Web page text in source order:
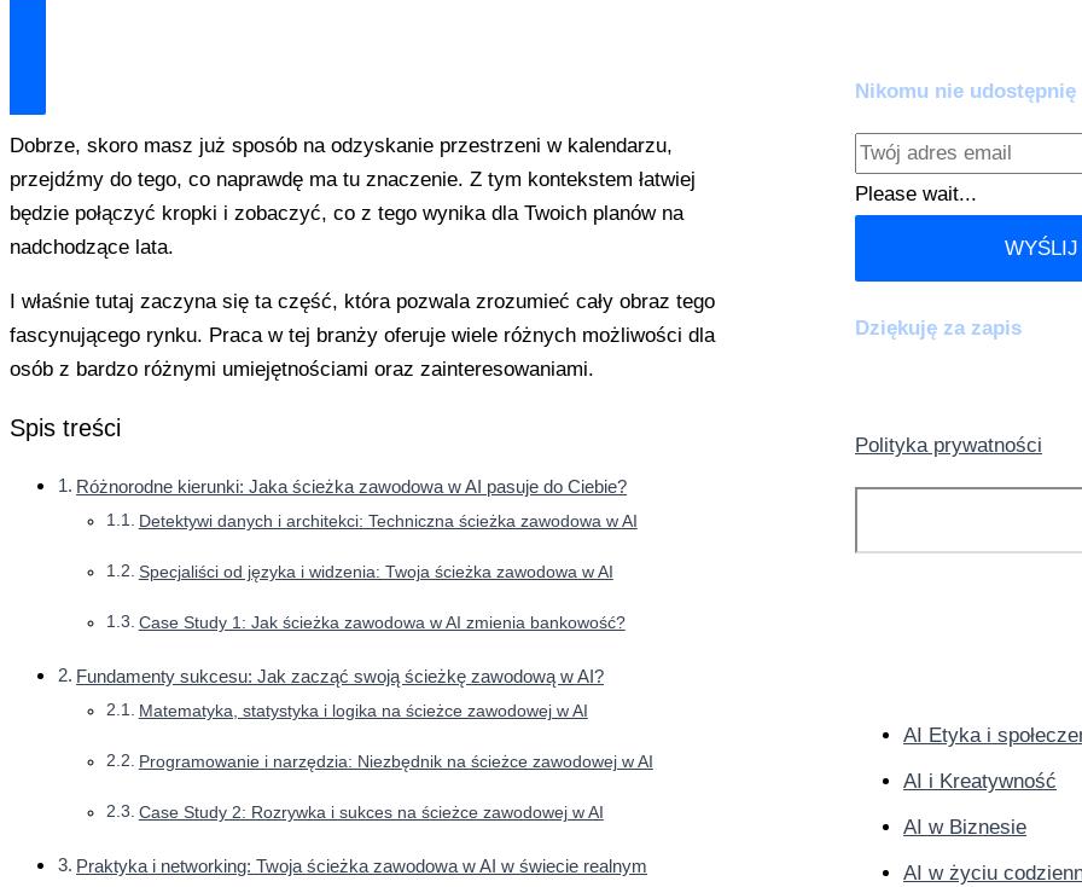
Dobrze, skoro masz już sposób na odzyskanie przestrzeni w kalendarzu,
przejdźmy do tego, co naprawdę ma tu znaczenie. Z tym kontekstem łatwiej
będzie połączyć kropki i zobaczyć, co z tego wynika dla Twoich planów na
nadchodzące lata.
I właśnie tutaj zaczyna się ta część, która pozwala zrozumieć cały obraz tego
fascynującego rynku. Praca w tej branży oferuje wiele różnych możliwości dla
osób z bardzo różnymi umiejętnościami oraz zainteresowaniami.
Spis treści
Różnorodne kierunki: Jaka ścieżka zawodowa w AI pasuje do Ciebie?
Detektywi danych i architekci: Techniczna ścieżka zawodowa w AI
Specjaliści od języka i widzenia: Twoja ścieżka zawodowa w AI
Case Study 1: Jak ścieżka zawodowa w AI zmienia bankowość?
Fundamenty sukcesu: Jak zacząć swoją ścieżkę zawodową w AI?
Matematyka, statystyka i logika na ścieżce zawodowej w AI
Programowanie i narzędzia: Niezbędnik na ścieżce zawodowej w AI
Case Study 2: Rozrywka i sukces na ścieżce zawodowej w AI
Praktyka i networking: Twoja ścieżka zawodowa w AI w świecie realnym
Nikomu nie
Please wait...
Dziękuję za zapis
Polityka prywatności
AI Etyka i
AI i Kreatywność
AI w Biznesie
AI w życiu